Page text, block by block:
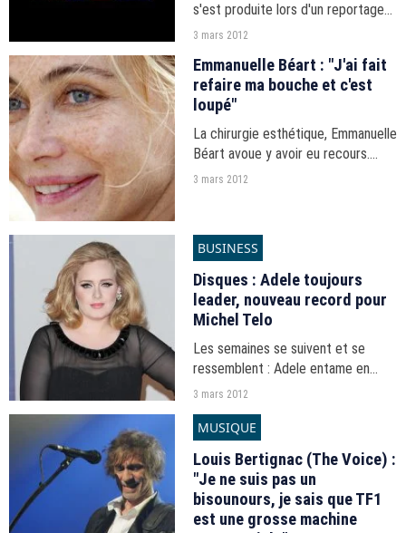
s'est produite lors d'un reportage
sur Isabel Marant, diffusé hier soir
créatrice est tombée avec fracas
de sa chaise...
3 mars 2012
Emmanuelle Béart : "J'ai fait
refaire ma bouche et c'est
loupé"
La chirurgie esthétique, Emmanuelle
Béart avoue y avoir eu recours.
Dans une interview au Monde,
opération ratée.
3 mars 2012
BUSINESS
Disques : Adele toujours
leader, nouveau record pour
Michel Telo
Les semaines se suivent et se
ressemblent : Adele entame en
effet une 20ème semaine en tête
Michel Telo domine toujours le
classement digital et s'offre...
3 mars 2012
MUSIQUE
Louis Bertignac (The Voice) :
"Je ne suis pas un
bisounours, je sais que TF1
est une grosse machine